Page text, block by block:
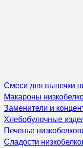
Смеси для выпечки
Макароны
Заменители и
Хлебобулочные
Печенье
Сладости